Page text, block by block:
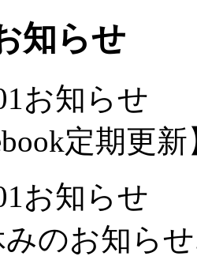
知らせ
お知らせ
定期
お知らせ
のお知ら